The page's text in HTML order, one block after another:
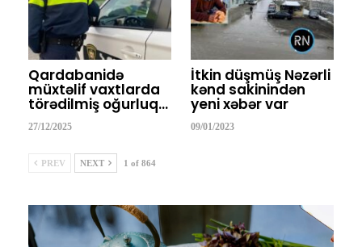
Qardabanidə
müxtəlif vaxtlarda
törədilmiş oğurluq…
27/12/2025
İtkin düşmüş Nəzərli
kənd sakinindən
yeni xəbər var
09/01/2023
PREV NEXT 1 of 864